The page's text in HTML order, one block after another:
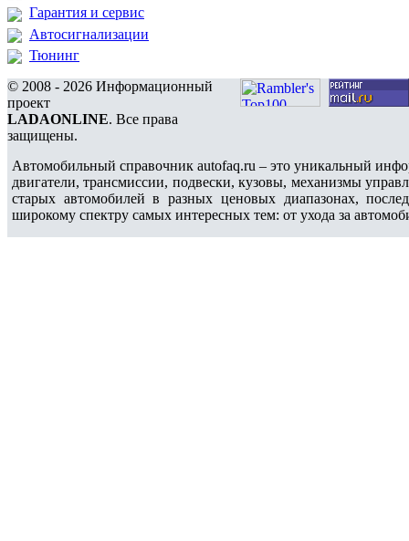
Гарантия и сервис
Автосигнализации
Тюнинг
© 2008 - 2026 Информационный
проект
LADAONLINE. Все права
защищены.
Автомобильный справочник autofaq.ru – это уникальный
двигатели, трансмиссии, подвески, кузовы, механизмы
старых автомобилей в разных ценовых диапазонах,
широкому спектру самых интересных тем: от ухода за